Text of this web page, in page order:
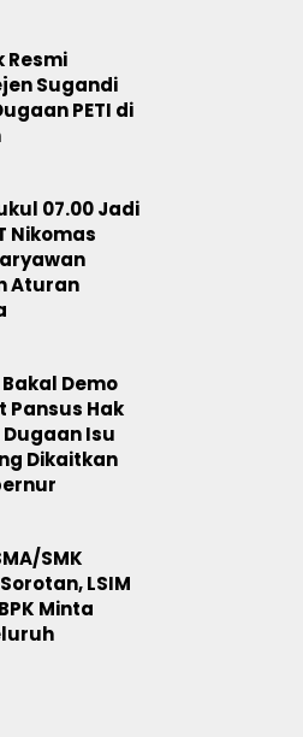
Resmi
Sugandi
PETI di
07.00 Jadi
Nikomas
Aturan
Demo
Pansus Hak
Isu
Dikaitkan
SMK
LSIM
Minta